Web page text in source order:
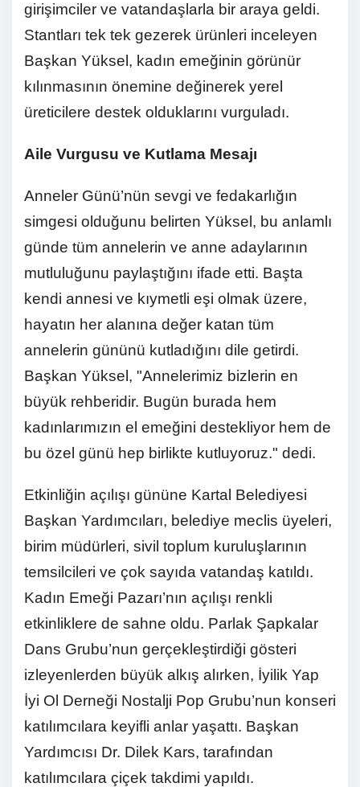
girişimciler ve vatandaşlarla bir araya geldi.
Stantları tek tek gezerek ürünleri inceleyen
Başkan Yüksel, kadın emeğinin görünür
kılınmasının önemine değinerek yerel
üreticilere destek olduklarını vurguladı.
Aile Vurgusu ve Kutlama Mesajı
Anneler Günü’nün sevgi ve fedakarlığın
simgesi olduğunu belirten Yüksel, bu anlamlı
günde tüm annelerin ve anne adaylarının
mutluluğunu paylaştığını ifade etti. Başta
kendi annesi ve kıymetli eşi olmak üzere,
hayatın her alanına değer katan tüm
annelerin gününü kutladığını dile getirdi.
Başkan Yüksel, "Annelerimiz bizlerin en
büyük rehberidir. Bugün burada hem
kadınlarımızın el emeğini destekliyor hem de
bu özel günü hep birlikte kutluyoruz." dedi.
Etkinliğin açılışı gününe Kartal Belediyesi
Başkan Yardımcıları, belediye meclis üyeleri,
birim müdürleri, sivil toplum kuruluşlarının
temsilcileri ve çok sayıda vatandaş katıldı.
Kadın Emeği Pazarı’nın açılışı renkli
etkinliklere de sahne oldu. Parlak Şapkalar
Dans Grubu’nun gerçekleştirdiği gösteri
izleyenlerden büyük alkış alırken, İyilik Yap
İyi Ol Derneği Nostalji Pop Grubu’nun konseri
katılımcılara keyifli anlar yaşattı. Başkan
Yardımcısı Dr. Dilek Kars, tarafından
katılımcılara çiçek takdimi yapıldı.